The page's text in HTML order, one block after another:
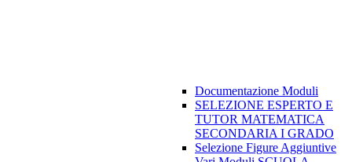
Documentazione Moduli
SELEZIONE ESPERTO E
TUTOR MATEMATICA
SECONDARIA I GRADO
Selezione Figure Aggiuntive